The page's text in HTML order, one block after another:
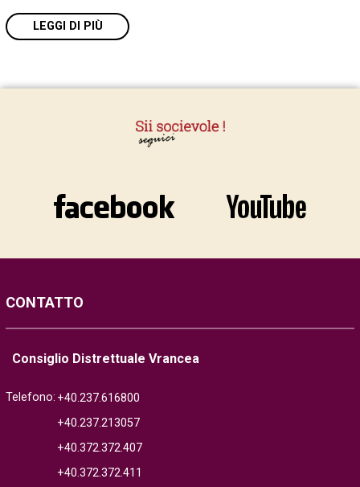
LEGGI DI PIÙ
CONTATTO
Consiglio Distrettuale Vrancea
Telefono: +40.237.616800
+40.237.213057
+40.372.372.407
+40.372.372.411